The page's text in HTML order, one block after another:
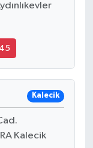
Kalecik
Kalecik